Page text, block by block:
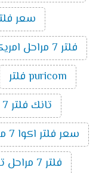
سعر فلتر مياه 7
فلتر 7 مراحل امريكي
puricom فلتر
تانك فلتر 7 مراحل
سعر فلتر اكوا 7 مراحل
فلتر 7 مراحل تانك